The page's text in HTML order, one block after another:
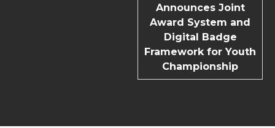
Announces Joint
Award System and
Digital Badge
Framework for Youth
Championship